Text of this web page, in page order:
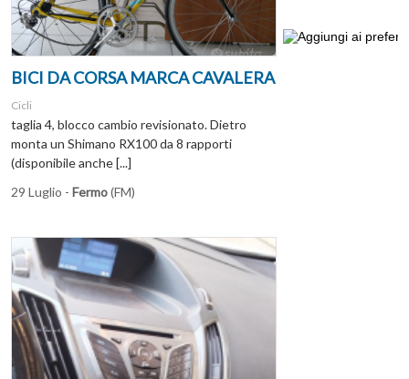
BICI DA CORSA MARCA CAVALERA
Cicli
taglia 4, blocco cambio revisionato. Dietro
monta un Shimano RX100 da 8 rapporti
(disponibile anche [...]
29 Luglio - Fermo(FM)